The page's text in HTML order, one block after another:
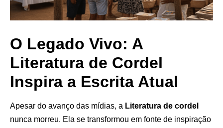
O Legado Vivo: A
Literatura de Cordel
Inspira a Escrita Atual
Apesar do avanço das mídias, a Literatura de cordel
nunca morreu. Ela se transformou em fonte de inspiração